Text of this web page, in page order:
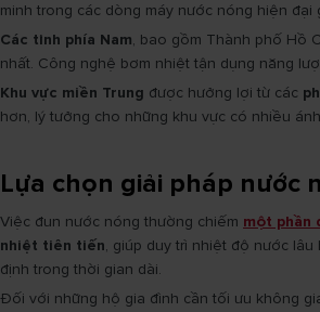
minh trong các dòng máy nước nóng hiện
Các tỉnh phía Nam, bao gồm Thành phố Hồ
nhất. Công nghệ bơm nhiệt tận dụng năng
Khu vực miền Trung được hưởng lợi từ các
hơn, lý tưởng cho những khu vực có nhiều
Lựa chọn giải pháp nước
Việc đun nước nóng thường chiếm một phần
nhiệt tiên tiến, giúp duy trì nhiệt độ nước
định trong thời gian dài.
Đối với những hộ gia đình cần tối ưu không